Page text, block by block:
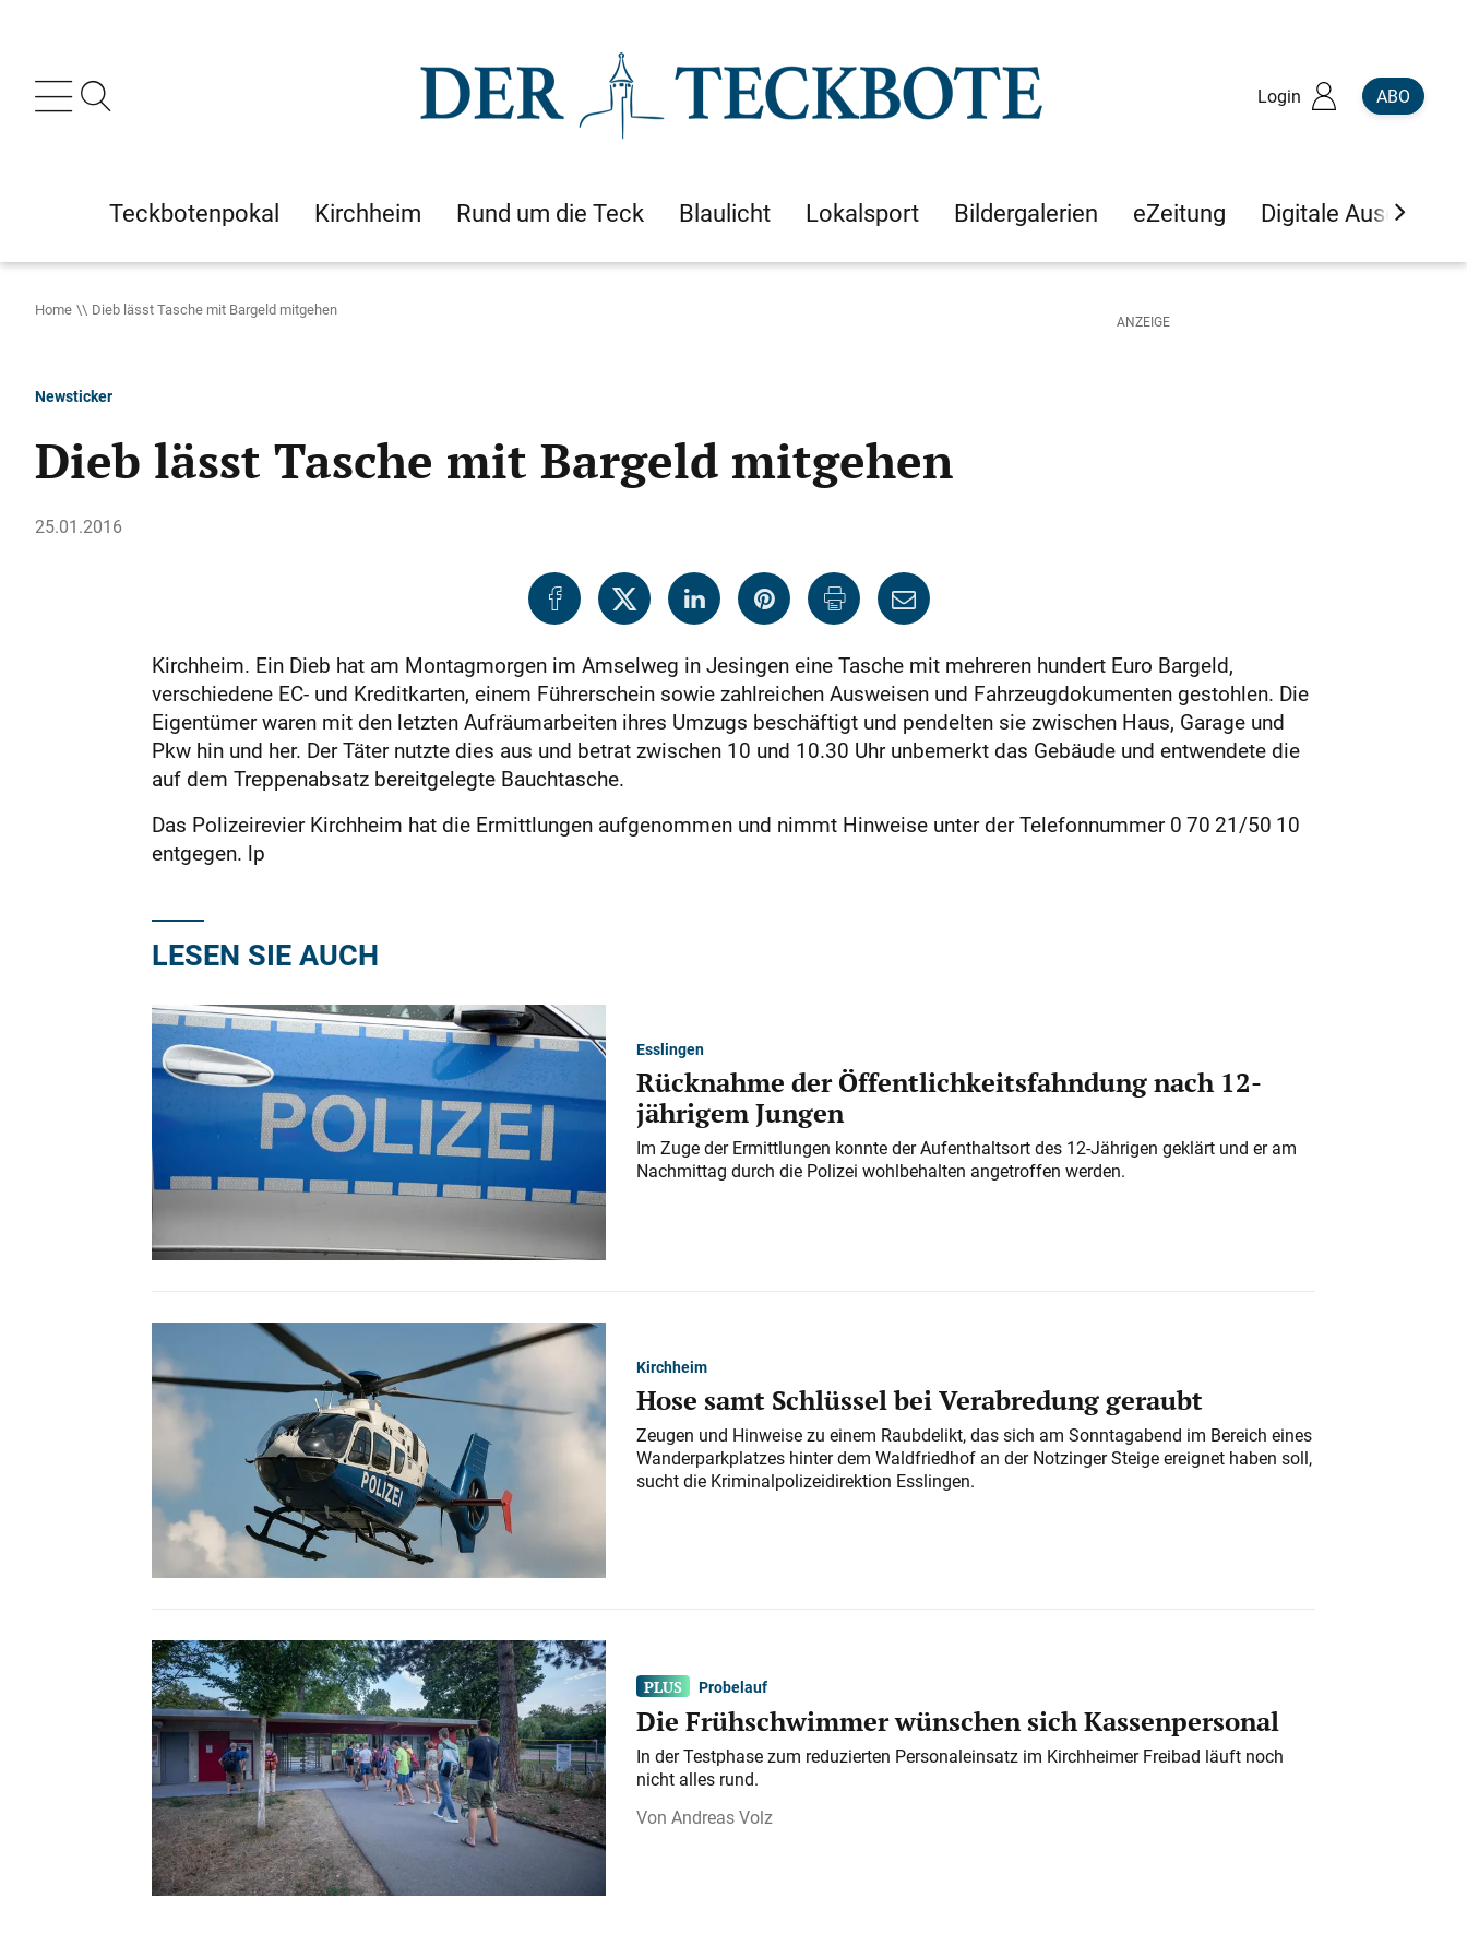
Login ABO
Teckbotenpokal Kirchheim Rund um die Teck Blaulicht Lokalsport Bildergalerien eZeitung Digitale Ausgaben
Home Dieb lässt Tasche mit Bargeld mitgehen
Newsticker
Dieb lässt Tasche mit Bargeld mitgehen
25.01.2016
Kirchheim. Ein Dieb hat am Montagmorgen im Amselweg in Jesingen eine Tasche mit mehreren hundert Euro Bargeld,
verschiedene EC- und Kreditkarten, einem Führerschein sowie zahlreichen Ausweisen und Fahrzeugdokumenten gestohlen. Die
Eigentümer waren mit den letzten Aufräumarbeiten ihres Umzugs beschäftigt und pendelten sie zwischen Haus, Garage und
Pkw hin und her. Der Täter nutzte dies aus und betrat zwischen 10 und 10.30 Uhr unbemerkt das Gebäude und entwendete die
auf dem Treppenabsatz bereitgelegte Bauchtasche.
Das Polizeirevier Kirchheim hat die Ermittlungen aufgenommen und nimmt Hinweise unter der Telefonnummer 0 70 21/50 10
entgegen. lp
LESEN SIE AUCH
Esslingen
Rücknahme der Öffentlichkeitsfahndung nach 12-
jährigem Jungen
Im Zuge der Ermittlungen konnte der Aufenthaltsort des 12-Jährigen geklärt und er am
Nachmittag durch die Polizei wohlbehalten angetroffen werden.
Kirchheim
Hose samt Schlüssel bei Verabredung geraubt
Zeugen und Hinweise zu einem Raubdelikt, das sich am Sonntagabend im Bereich eines
Wanderparkplatzes hinter dem Waldfriedhof an der Notzinger Steige ereignet haben soll,
sucht die Kriminalpolizeidirektion Esslingen.
Probelauf
Die Frühschwimmer wünschen sich Kassenpersonal
In der Testphase zum reduzierten Personaleinsatz im Kirchheimer Freibad läuft noch
nicht alles rund.
Andreas Volz